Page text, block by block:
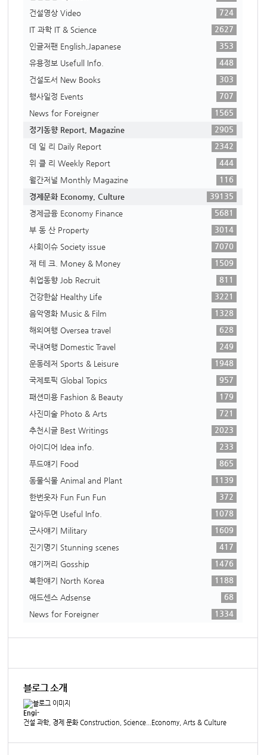
건설영상 Video
724
IT 과학 IT & Science
2627
인글저팬 English,Japanese
353
유용정보 Usefull Info.
448
건설도서 New Books
303
행사일정 Events
707
News for Foreigner
1565
정기동향 Report, Magazine
2905
데 일 리 Daily Report
2342
위 클 리 Weekly Report
444
월간저널 Monthly Magazine
116
경제문화 Economy, Culture
39135
경제금융 Economy Finance
5681
부 동 산 Property
3014
사회이슈 Society issue
7070
재 테 크. Money & Money
1509
취업동향 Job Recruit
811
건강한삶 Healthy Life
3221
음악영화 Music & Film
1328
해외여행 Oversea travel
628
국내여행 Domestic Travel
249
운동레저 Sports & Leisure
1948
국제토픽 Global Topics
957
패션미용 Fashion & Beauty
179
사진미술 Photo & Arts
721
추천시글 Best Writings
2023
아이디어 Idea info.
233
푸드얘기 Food
865
동물식물 Animal and Plant
1139
한번웃자 Fun Fun Fun
372
알아두면 Useful Info.
1078
군사얘기 Military
1609
진기명기 Stunning scenes
417
얘기꺼리 Gosship
1476
북한얘기 North Korea
1188
애드센스 Adsense
68
News for Foreigner
1334
블로그 소개
Engi-
건설 과학, 경제 문화 Construction, Science...Economy, Arts & Culture